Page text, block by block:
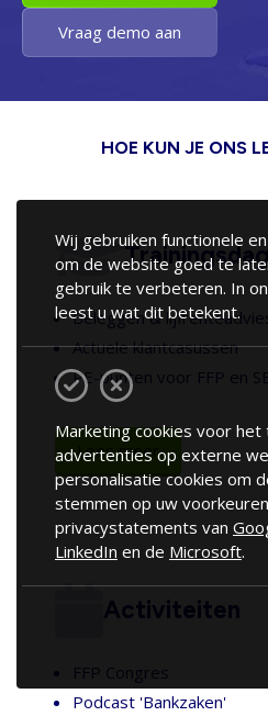
Vraag demo aan
HOE KUN JE ONS
Beleggen &
Actuele klantcasussen
PE-punten voor FFP en
Lees meer
Activiteiten
FFP Congres
Podcast 'Bankzaken'
Wij gebruiken functionele
om de website goed te
gebruik te verbeteren. In
leest u wat dit betekent.
Marketing cookies voor het
advertenties op externe
personalisatie cookies om
stemmen op uw
privacystatements van
LinkedIn en de Microsoft.